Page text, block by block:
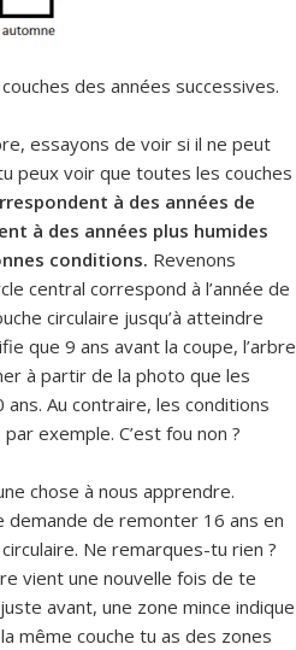
des années successives.
essayons de voir si il ne peut
peux voir que toutes les couches
à des années de
à des années plus humides
conditions. Revenons
central correspond à l’année de
circulaire jusqu’à atteindre
que 9 ans avant la coupe, l’arbre
à partir de la photo que les
ans. Au contraire, les conditions
par exemple.C’est fou non ?
chose à nous apprendre.
demande de remonter 16 ans en
Ne remarques-tu rien ?
vient une nouvelle fois de te
avant, une zone mince indique
même couche tu as des zones